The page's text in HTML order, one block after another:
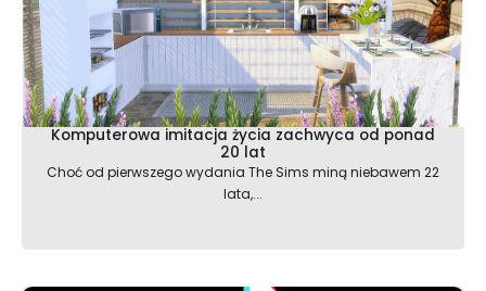
Komputerowa imitacja życia zachwyca od ponad
20 lat
Choć od pierwszego wydania The Sims miną niebawem 22
lata,...